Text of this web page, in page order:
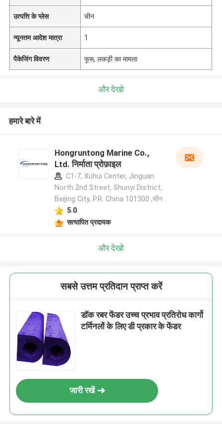
उत्पत्ति के प्लेस चीन
न्यूनतम आदेश मात्रा 1
पैकेजिंग विवरण फूस, लकड़ी का मामला
और देखो
हमारे बारे में
Hongruntong Marine Co.,
Ltd. निर्माता प्रोफ़ाइल
C1-7, Xuhui Center, Jinguan
North 2nd Street, Shunyi District,
Beijing City, P.R. China 101300 ,चीन
5.0
सत्यापित प्रदायक
और देखो
सबसे उत्तम प्रतिदान प्राप्त करें
डॉक रबर फेंडर उच्च प्रभाव प्रतिरोध कार्गो
टर्मिनलों के लिए डी प्रकार के फेंडर
जारी रखें